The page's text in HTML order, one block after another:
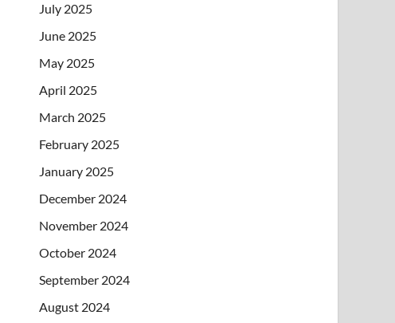
July 2025
June 2025
May 2025
April 2025
March 2025
February 2025
January 2025
December 2024
November 2024
October 2024
September 2024
August 2024